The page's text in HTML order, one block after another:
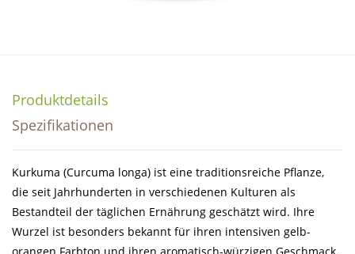
Produktdetails
Spezifikationen
Kurkuma (Curcuma longa) ist eine traditionsreiche Pflanze,
die seit Jahrhunderten in verschiedenen Kulturen als
Bestandteil der täglichen Ernährung geschätzt wird. Ihre
Wurzel ist besonders bekannt für ihren intensiven gelb-